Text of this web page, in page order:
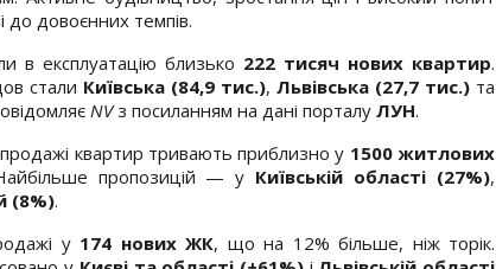
до довоєнних темпів.
в експлуатацію близько 222 тисяч нових квартир.
стали Київська (84,9 тис.), Львівська (27,7 тис.) та
NVз посиланням на дані порталу ЛУН.
квартир тривають приблизно у 1500 житлових
пропозицій — у Київській області (27%),
(8%).
у 174 нових ЖК, що на 12% більше, ніж торік.